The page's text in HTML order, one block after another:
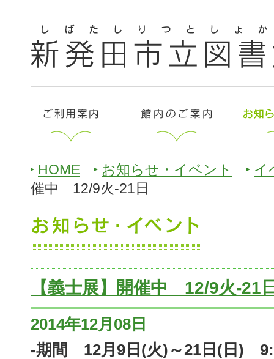
HOME お知らせ・イベント
イ
催中 12/9火-21日
【義士展】開催中 12/9火-21
2014年12月08日
-期間 12月9日(火)～21日(日)